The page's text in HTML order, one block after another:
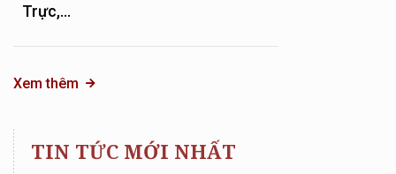
Trực,...
Xem thêm
TIN TỨC MỚI NHẤT